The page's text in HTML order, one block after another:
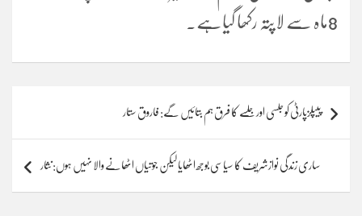
8ماہ سے لاپتہ رکھا گیاہے۔
navigation
پیپلزپارٹی کو جلسی اور جلسے کا فرق ہم بتائیں گے: فاروق ستار
ساری زندگی نوازشریف کا سیاسی بوجھ اٹھایا لیکن جوتیاں اٹھانے والا نہیں ہوں: نثار